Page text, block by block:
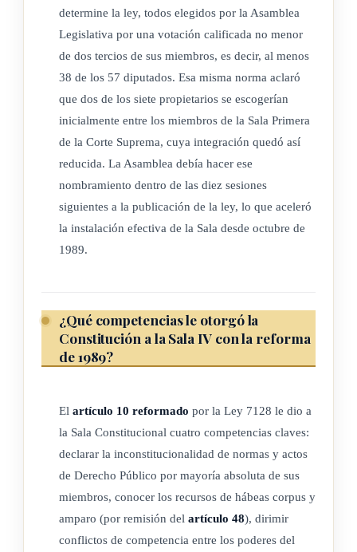
que no contiene disposiciones inconstitucionales".
ARTÍCULO 2°
Rige a partir de su publicación.
TRANSITORIO
La sala que se crea en el artículo 10 estará integrada por siete
magistrados y por los suplentes que determine la ley, que
Legislativa hará el nombramiento de los miembros de la Sala
dentro de las diez sesiones siguientes a la publicación de la
presente ley; dos de ellos los escogerá de entre los miembros
Mientras no se haya promulgado una ley de lajurisdicción
constitucional, la Sala continuará tramitando los asuntos de su
competencia, aún los pendientes, de conformidad con las
disposiciones vigentes.
determine la ley, todos elegidos por la Asamblea
Legislativa por una votación calificada no menor
de dos tercios de sus miembros, es decir, al menos
38 de los 57 diputados. Esa misma norma aclaró
que dos de los siete propietarios se escogerían
inicialmente entre los miembros de la Sala Primera
de la Corte Suprema, cuya integración quedó así
reducida. La Asamblea debía hacer ese
nombramiento dentro de las diez sesiones
siguientes a la publicación de la ley, lo que aceleró
la instalación efectiva de la Sala desde octubre de
1989.
¿Qué competencias le otorgó la
Constitución a la Sala IV con la reforma
de 1989?
El artículo 10 reformado por la Ley 7128 le dio a
la Sala Constitucional cuatro competencias claves:
declarar la inconstitucionalidad de normas y actos
de Derecho Público por mayoría absoluta de sus
miembros, conocer los recursos de hábeas corpus y
amparo (por remisión del artículo 48), dirimir
conflictos de competencia entre los poderes del